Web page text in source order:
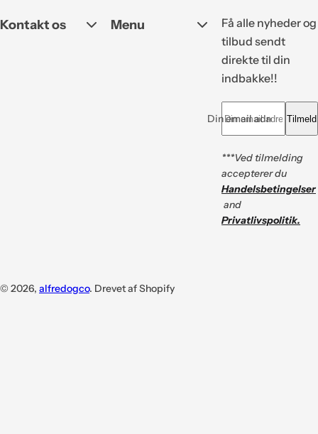
Kontakt os Menu
Få alle nyheder og
tilbud sendt
direkte til din
indbakke!!
Din email adresse *Tilmeld
***Ved tilmelding
accepterer du
Handelsbetingelser
and
Privatlivspolitik.
© 2026, alfredogco. Drevet af Shopify